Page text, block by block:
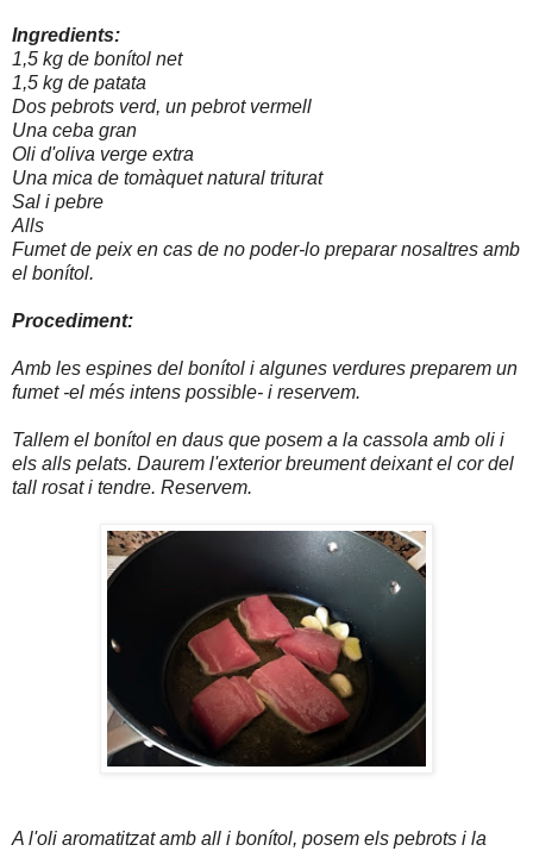
Ingredients:
1,5 kg de bonítol net
1,5 kg de patata
Dos pebrots verd, un pebrot vermell
Una ceba gran
Oli d'oliva verge extra
Una mica de tomàquet natural triturat
Sal i pebre
Alls
Fumet de peix en cas de no poder-lo preparar nosaltres amb
el bonítol.
Procediment:
Amb les espines del bonítol i algunes verdures preparem un
fumet -el més intens possible- i reservem.
Tallem el bonítol en daus que posem a la cassola amb oli i
els alls pelats. Daurem l'exterior breument deixant el cor del
tall rosat i tendre. Reservem.
A l'oli aromatitzat amb all i bonítol, posem els pebrots i la